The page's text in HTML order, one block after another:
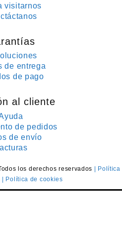
visitarnos
de entrega
de pago
al cliente
de pedidos
de envío
los derechos reservados
| Política
| Política de cookies